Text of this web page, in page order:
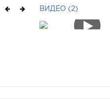
ВИДЕО (2)